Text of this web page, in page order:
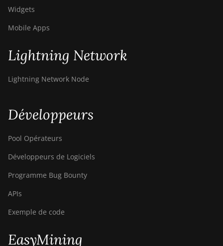
Widgets
Mobile Apps
Lightning Network
Lightning Network Node
Développeurs
Pool Opérateurs
Développeurs de Logiciels
Programme Bug Bounty
APIs
Exemple de code
EasyMining